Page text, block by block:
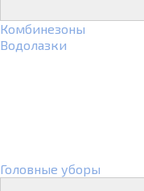
Комбинезоны
Водолазки
Головные уборы